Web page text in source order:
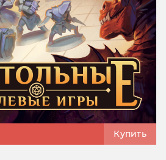
Купить